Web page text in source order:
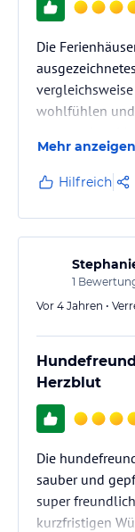
Die
wohlfühlen und
charlets und
gefallen. Wir
Riumar ist ein
aber auch nicht
Mittelmaß
Mehr anzeigen
Hilfreich
1
Vor 4 Jahren •
Herzblut
Die
sauber und
super
kurzfristigen